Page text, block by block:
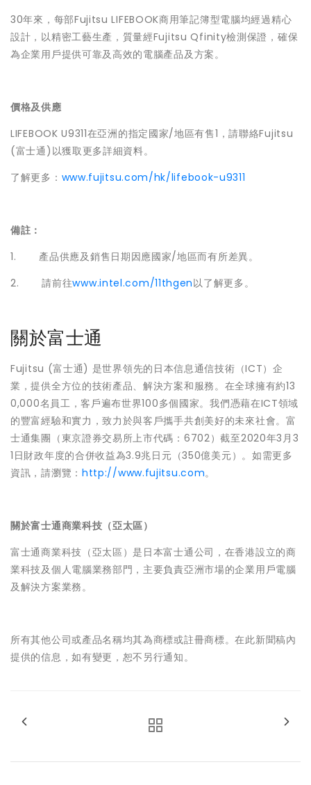
30年來，每部Fujitsu LIFEBOOK商用筆記簿型電腦均經過精心
設計，以精密工藝生產，質量經Fujitsu Qfinity檢測保證，確保
為企業用戶提供可靠及高效的電腦產品及方案。
價格及供應
LIFEBOOK U9311在亞洲的指定國家/地區有售1，請聯絡Fujitsu
(富士通)以獲取更多詳細資料。
了解更多： www.fujitsu.com/hk/lifebook-u9311
備註：
1. 產品供應及銷售日期因應國家/地區而有所差異。
2. 請前往www.intel.com/11thgen以了解更多。
關於富士通
Fujitsu (富士通) 是世界領先的日本信息通信技術（ICT）企
業，提供全方位的技術產品、解決方案和服務。在全球擁有約13
0,000名員工，客戶遍布世界100多個國家。我們憑藉在ICT領域
的豐富經驗和實力，致力於與客戶攜手共創美好的未來社會。富
士通集團（東京證券交易所上市代碼：6702）截至2020年3月3
1日財政年度的合併收益為3.9兆日元（350億美元）。如需更多
資訊，請瀏覽： http://www.fujitsu.com。
關於富士通商業科技（亞太區）
富士通商業科技（亞太區）是日本富士通公司，在香港設立的商
業科技及個人電腦業務部門，主要負責亞洲市場的企業用戶電腦
及解決方案業務。
所有其他公司或產品名稱均其為商標或註冊商標。在此新聞稿內
提供的信息，如有變更，恕不另行通知。